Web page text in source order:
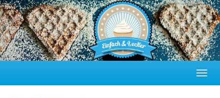
Skip
to
main
content